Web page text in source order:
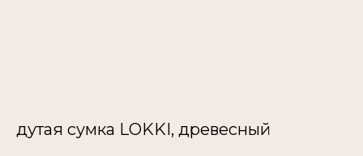
дутая сумка LOKKI, древесный